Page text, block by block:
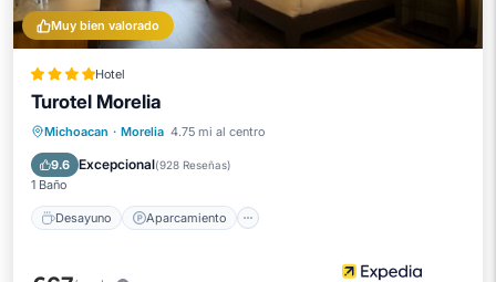
Muy bien valorado
Hotel
Turotel Morelia
Michoacan · Morelia 4.75 mi al centro
9.6 Excepcional(928 Reseñas)
1 Baño
Desayuno Aparcamiento
Desayuno Aparcamiento
Balcón/Terraza